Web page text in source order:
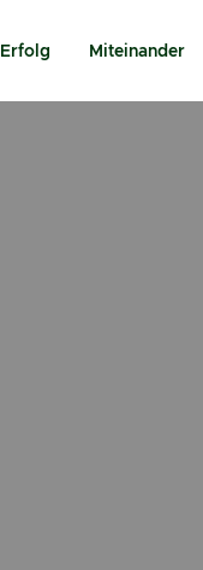
Erfolg Miteinander